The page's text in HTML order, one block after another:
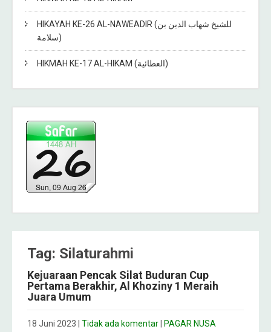
HIKAYAH KE-26 AL-NAWEADIR (للشيخ شهاب الدين بن
سلامة)
HIKMAH KE-17 AL-HIKAM (العطائية)
Tag: Silaturahmi
Kejuaraan Pencak Silat Buduran Cup
Pertama Berakhir, Al Khoziny 1 Meraih
Juara Umum
18 Juni 2023 Tidak ada komentar PAGAR NUSA